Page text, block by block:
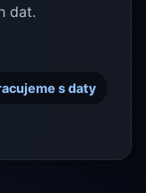
dat.
s daty